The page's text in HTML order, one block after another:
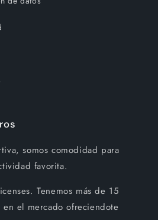
somos comodidad para
favorita.
Tenemos más de 15
el mercado ofreciendote